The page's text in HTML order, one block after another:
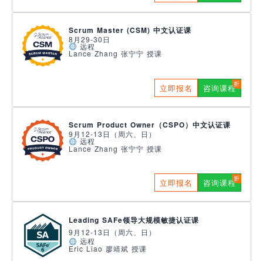
Scrum Master (CSM) 中文认证课
8月29-30日
远程
Lance Zhang 张宁宁 授课
立即报名 咨询课程
Scrum Product Owner（CSPO）中文认证课
9月12-13日（周六、日）
远程
Lance Zhang 张宁宁 授课
立即报名 咨询课程
Leading SAFe领导大规模敏捷认证课
9月12-13日（周六、日）
远程
Eric Liao 廖靖斌 授课